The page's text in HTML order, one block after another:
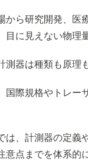
から研究開発、医
目に見えない物理
測器は種類も原理
国際規格やトレー
は、計測器の定義
意点までを体系的